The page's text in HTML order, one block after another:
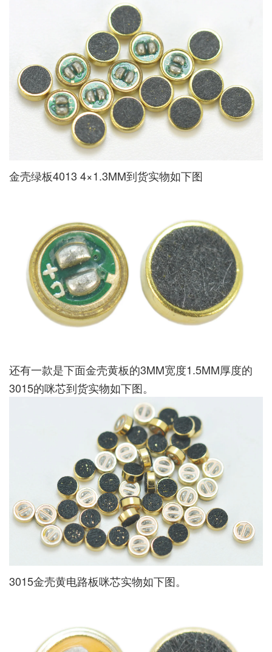
金壳绿板4013 4×1.3MM到货实物如下图
还有一款是下面金壳黄板的3MM宽度1.5MM厚度的
3015的咪芯到货实物如下图。
3015金壳黄电路板咪芯实物如下图。